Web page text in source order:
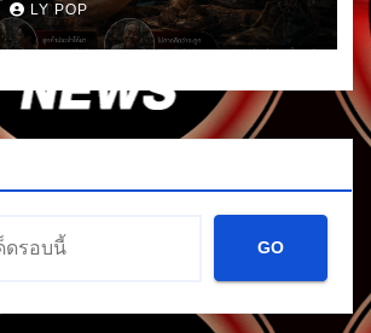
LY POP
GO